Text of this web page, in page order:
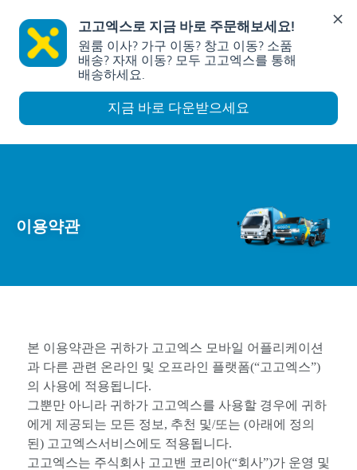
고고엑스로 지금 바로 주문해보세요!
원룸 이사? 가구 이동? 창고 이동? 소품
배송? 자재 이동? 모두 고고엑스를 통해
배송하세요.
지금 바로 다운받으세요
이용약관
본 이용약관은 귀하가 고고엑스 모바일 어플리케이션
과 다른 관련 온라인 및 오프라인 플랫폼(“고고엑스”)
의 사용에 적용됩니다.
그뿐만 아니라 귀하가 고고엑스를 사용할 경우에 귀하
에게 제공되는 모든 정보, 추천 및/또는 (아래에 정의
된) 고고엑스서비스에도 적용됩니다.
고고엑스는 주식회사 고고밴 코리아(“회사”)가 운영 및